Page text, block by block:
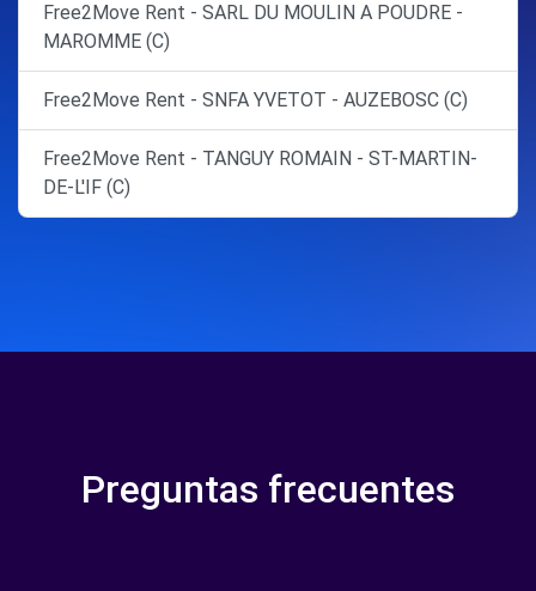
Free2Move Rent - SARL DU MOULIN A POUDRE -
MAROMME (C)
Free2Move Rent - SNFA YVETOT - AUZEBOSC (C)
Free2Move Rent - TANGUY ROMAIN - ST-MARTIN-
DE-L'IF (C)
Preguntas frecuentes